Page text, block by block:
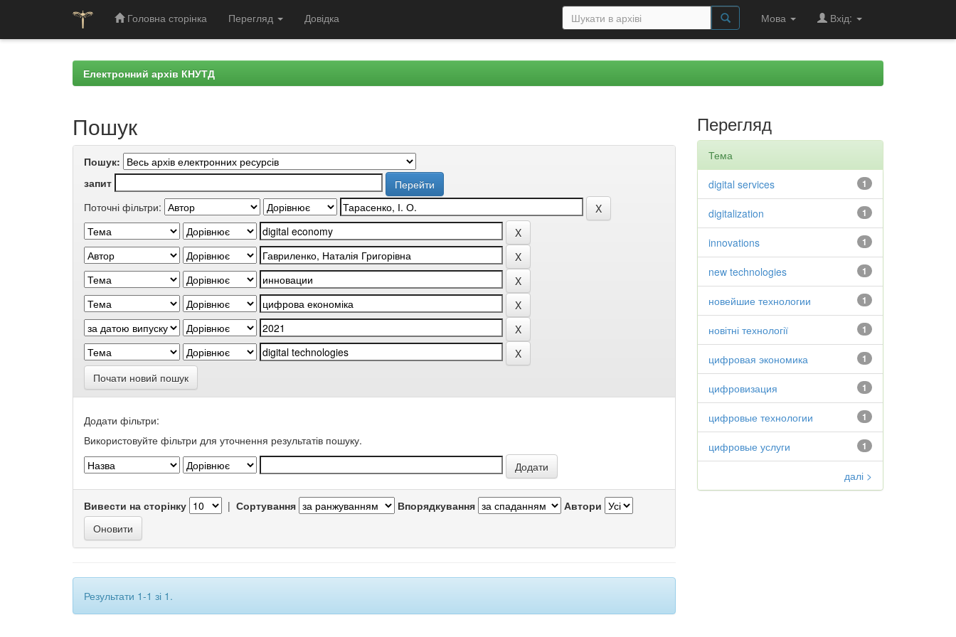
Головна сторінка Перегляд Довідка Мова Вхід:
Електронний архів КНУТД
Пошук
Пошук:
запит
Поточні фільтри:
Почати новий пошук
Додати фільтри:
Використовуйте фільтри для уточнення результатів пошуку.
Вивести на сторінку | Сортування Впорядкування Автори
Результати 1-1 зі 1.
Перегляд
Тема
1
digital services
1
digitalization
1
innovations
1
new technologies
1
новейшие технологии
1
новітні технології
1
цифровая экономика
1
цифровизация
1
цифровые технологии
1
цифровые услуги
далі >